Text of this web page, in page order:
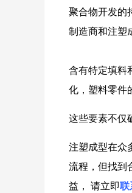
聚合物开发的
制造商和注塑
含有特定填料
化，塑料零件
这些要素不仅
注塑成型在众
流程，但找到
益， 请立即联